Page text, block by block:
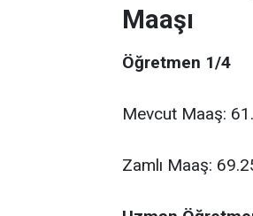
Maaşı
Öğretmen 1/4
Mevcut Maaş:
Zamlı Maaş: